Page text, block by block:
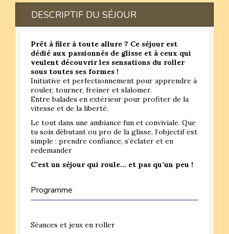
DESCRIPTIF DU SÉJOUR
Prêt à filer à toute allure ? Ce séjour est
dédié aux passionnés de glisse et à ceux qui
veulent découvrir les sensations du roller
sous toutes ses formes !
Initiative et perfectionnement pour apprendre à
rouler, tourner, freiner et slalomer.
Entre balades en extérieur pour profiter de la
vitesse et de la liberté.
Le tout dans une ambiance fun et conviviale. Que
tu sois débutant ou pro de la glisse, l’objectif est
simple : prendre confiance, s’éclater et en
redemander
C’est un séjour qui roule… et pas qu’un peu !
Programme
Séances et jeux en roller